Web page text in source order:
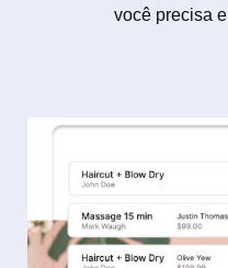
você precisa